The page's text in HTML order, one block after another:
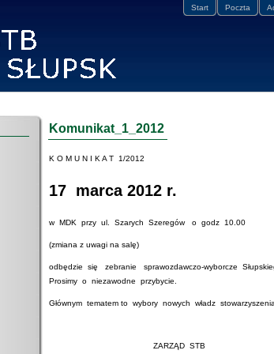
Start Poczta
Komunikat_1_2012
K O M U N I K A T 1/2012
17 marca 2012 r.
w MDK przy ul. Szarych Szeregów o godz 10.00
(zmiana z uwagi na salę)
odbędzie się zebranie sprawozdawczo-wyborcze
Prosimy o niezawodne przybycie.
Głównym tematem to wybory nowych władz
ZARZĄD STB